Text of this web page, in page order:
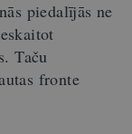
piedalījās ne
Taču
fronte